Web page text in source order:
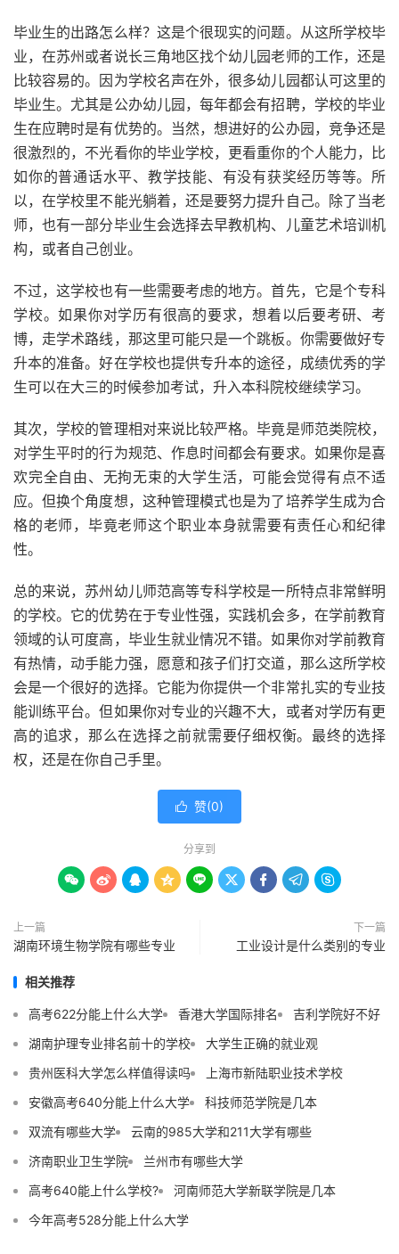
毕业生的出路怎么样？这是个很现实的问题。从这所学校毕
业，在苏州或者说长三角地区找个幼儿园老师的工作，还是
比较容易的。因为学校名声在外，很多幼儿园都认可这里的
毕业生。尤其是公办幼儿园，每年都会有招聘，学校的毕业
生在应聘时是有优势的。当然，想进好的公办园，竞争还是
很激烈的，不光看你的毕业学校，更看重你的个人能力，比
如你的普通话水平、教学技能、有没有获奖经历等等。所
以，在学校里不能光躺着，还是要努力提升自己。除了当老
师，也有一部分毕业生会选择去早教机构、儿童艺术培训机
构，或者自己创业。
不过，这学校也有一些需要考虑的地方。首先，它是个专科
学校。如果你对学历有很高的要求，想着以后要考研、考
博，走学术路线，那这里可能只是一个跳板。你需要做好专
升本的准备。好在学校也提供专升本的途径，成绩优秀的学
生可以在大三的时候参加考试，升入本科院校继续学习。
其次，学校的管理相对来说比较严格。毕竟是师范类院校，
对学生平时的行为规范、作息时间都会有要求。如果你是喜
欢完全自由、无拘无束的大学生活，可能会觉得有点不适
应。但换个角度想，这种管理模式也是为了培养学生成为合
格的老师，毕竟老师这个职业本身就需要有责任心和纪律
性。
总的来说，苏州幼儿师范高等专科学校是一所特点非常鲜明
的学校。它的优势在于专业性强，实践机会多，在学前教育
领域的认可度高，毕业生就业情况不错。如果你对学前教育
有热情，动手能力强，愿意和孩子们打交道，那么这所学校
会是一个很好的选择。它能为你提供一个非常扎实的专业技
能训练平台。但如果你对专业的兴趣不大，或者对学历有更
高的追求，那么在选择之前就需要仔细权衡。最终的选择
权，还是在你自己手里。
 赞(0)
分享到
        
上一篇
湖南环境生物学院有哪些专业
下一篇
工业设计是什么类别的专业
相关推荐
高考622分能上什么大学 香港大学国际排名
吉利学院好不好
湖南护理专业排名前十的学校
大学生正确的就业观
贵州医科大学怎么样值得读吗
上海市新陆职业技术学校
安徽高考640分能上什么大学
科技师范学院是几本
双流有哪些大学
云南的985大学和211大学有哪些
济南职业卫生学院
兰州市有哪些大学
高考640能上什么学校?
河南师范大学新联学院是几本
今年高考528分能上什么大学